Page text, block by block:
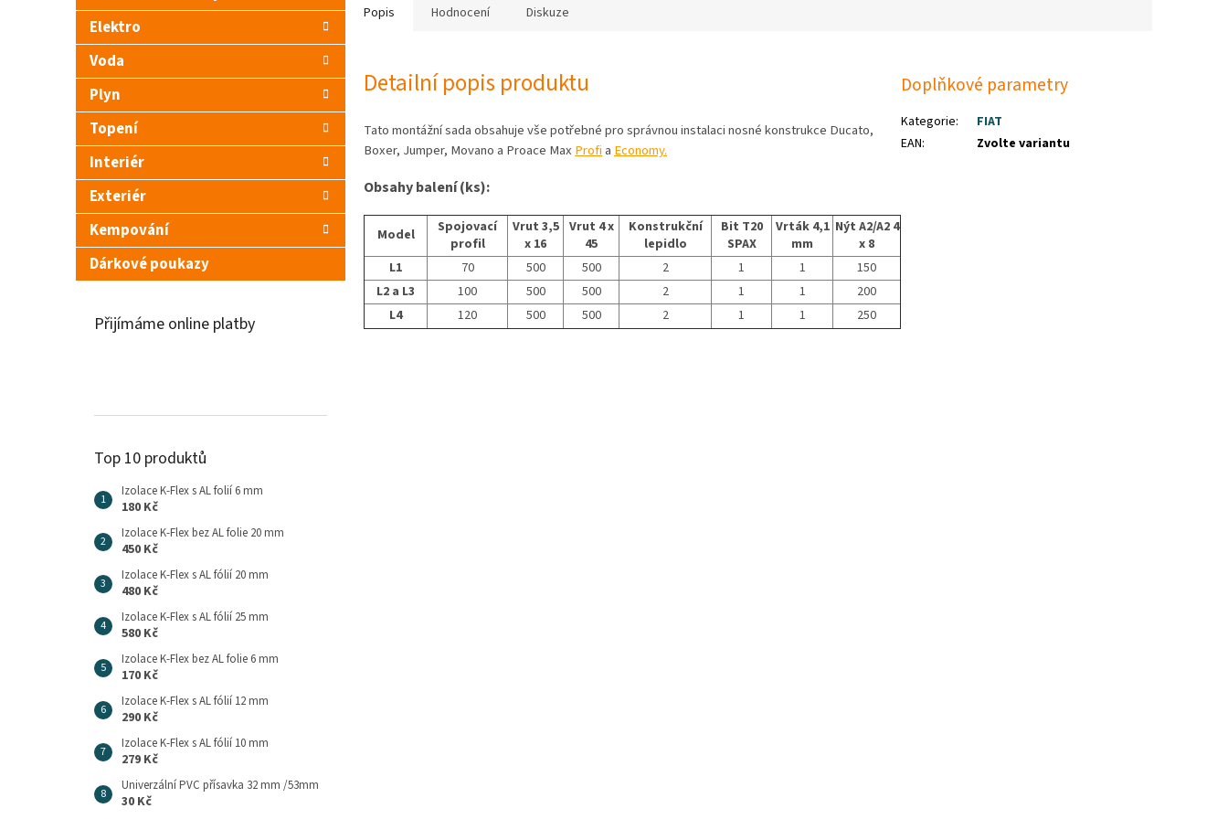
Elektro
Voda
Plyn
Topení
Interiér
Exteriér
Kempování
Dárkové poukazy
Přijímáme online platby
Top 10 produktů
Izolace K-Flex s AL folií 6 mm
180 Kč
Izolace K-Flex bez AL folie 20 mm
450 Kč
Izolace K-Flex s AL fólií 20 mm
480 Kč
Izolace K-Flex s AL fólií 25 mm
580 Kč
Izolace K-Flex bez AL folie 6 mm
170 Kč
Izolace K-Flex s AL fólií 12 mm
290 Kč
Izolace K-Flex s AL fólií 10 mm
279 Kč
Univerzální PVC přísavka 32 mm /53mm
30 Kč
Popis Hodnocení Diskuze
Detailní popis produktu
Tato montážní sada obsahuje vše potřebné pro správnou instalaci nosné konstrukce Ducato,
Boxer, Jumper, Movano a Proace Max Profi a Economy.
Obsahy balení (ks):
Model
Spojovací
profil
Vrut 3,5
x 16
Vrut 4 x
45
Konstrukční
lepidlo
Bit T20
SPAX
Vrták 4,1
mm
Nýt A2/A2 4
x 8
L1
70 500 500 2 1 1
150
L2 a L3
100 500 500 2 1 1
200
L4
120 500 500 2 1 1 250
Doplňkové parametry
Kategorie:
FIAT
EAN: Zvolte variantu